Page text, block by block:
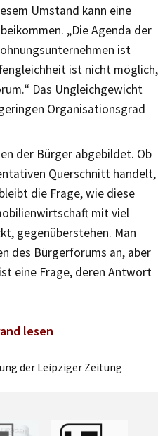
Umstand kann eine
„Die Agenda der
ist
ist nicht möglich,
Das Ungleichgewicht
Organisationsgrad
der Bürger abgebildet. Ob
Querschnitt handelt,
die Frage, wie diese
mit viel
gegenüberstehen. Man
des Bürgerforums an, aber
eine Frage, deren Antwort
lesen
der Leipziger Zeitung